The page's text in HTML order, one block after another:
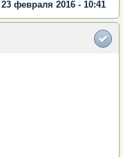
февраля 2016 - 10:41